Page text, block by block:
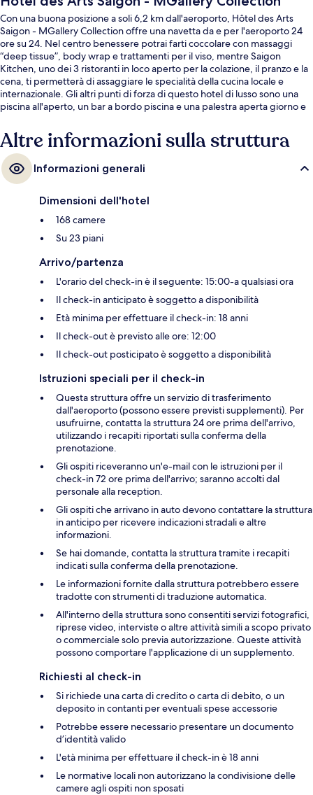
Con una buona posizione a soli 6,2 km dall'aeroporto, Hôtel des Arts
Saigon - MGallery Collection offre una navetta da e per l'aeroporto 24
ore su 24. Nel centro benessere potrai farti coccolare con massaggi
“deep tissue”, body wrap e trattamenti per il viso, mentre Saigon
Kitchen, uno dei 3 ristoranti in loco aperto per la colazione, il pranzo e la
cena, ti permetterà di assaggiare le specialità della cucina locale e
internazionale. Gli altri punti di forza di questo hotel di lusso sono una
piscina all'aperto, un bar a bordo piscina e una palestra aperta giorno e
mezzi pubblici sono a poca distanza: Stazione metro di Opera House è a
14 min a piedi.
Altre informazioni sulla struttura
Informazioni generali
Dimensioni dell'hotel
168 camere
Su 23 piani
Arrivo/partenza
L'orario del check-in è il seguente: 15:00-a qualsiasi ora
Il check-in anticipato è soggetto a disponibilità
Età minima per effettuare il check-in: 18 anni
Il check-out è previsto alle ore: 12:00
Il check-out posticipato è soggetto a disponibilità
Istruzioni speciali per il check-in
Questa struttura offre un servizio di trasferimento
dall'aeroporto (possono essere previsti supplementi). Per
usufruirne, contatta la struttura 24 ore prima dell'arrivo,
utilizzando i recapiti riportati sulla conferma della
prenotazione.
Gli ospiti riceveranno un'e-mail con le istruzioni per il
check-in 72 ore prima dell'arrivo; saranno accolti dal
personale alla reception.
Gli ospiti che arrivano in auto devono contattare la struttura
in anticipo per ricevere indicazioni stradali e altre
informazioni.
Se hai domande, contatta la struttura tramite i recapiti
indicati sulla conferma della prenotazione.
Le informazioni fornite dalla struttura potrebbero essere
tradotte con strumenti di traduzione automatica.
All'interno della struttura sono consentiti servizi fotografici,
riprese video, interviste o altre attività simili a scopo privato
o commerciale solo previa autorizzazione. Queste attività
possono comportare l'applicazione di un supplemento.
Richiesti al check-in
Si richiede una carta di credito o carta di debito, o un
deposito in contanti per eventuali spese accessorie
Potrebbe essere necessario presentare un documento
d’identità valido
L'età minima per effettuare il check-in è 18 anni
Le normative locali non autorizzano la condivisione delle
camere agli ospiti non sposati